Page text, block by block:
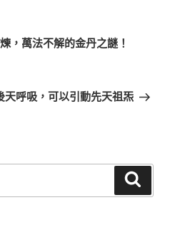
，萬法不解的金丹之謎！
呼吸，可以引動先天祖炁